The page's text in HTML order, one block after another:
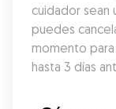
cuidador sean
puedes
momento
hasta 3 días